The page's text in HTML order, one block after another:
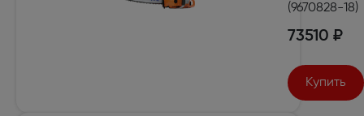
(9670828-18)
73510 ₽
Купить